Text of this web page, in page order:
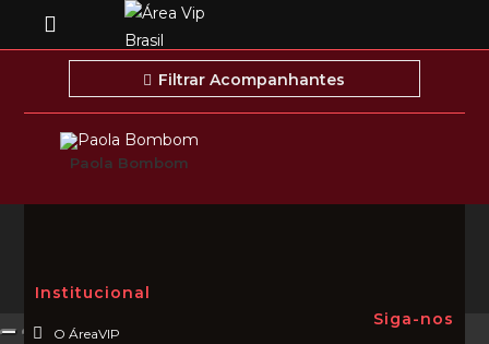
Filtrar Acompanhantes
Paola Bombom
Institucional
O ÁreaVIP
Siga-nos